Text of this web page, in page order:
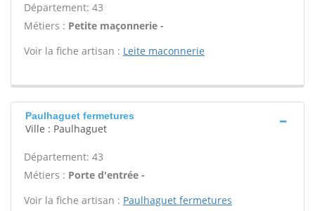
Département: 43
Métiers : Petite maçonnerie -
Voir la fiche artisan : Leite maconnerie
Paulhaguet fermetures
Ville : Paulhaguet
Département: 43
Métiers : Porte d'entrée -
Voir la fiche artisan : Paulhaguet fermetures